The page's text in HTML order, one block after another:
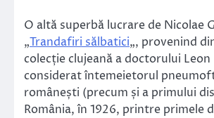
O altă superbă lucrare de Nicolae
„Trandafiri sălbatici„, provenind
colecție clujeană a doctorului Leon
considerat întemeietorul
românești (precum și a primului
România, în 1926, printre primele